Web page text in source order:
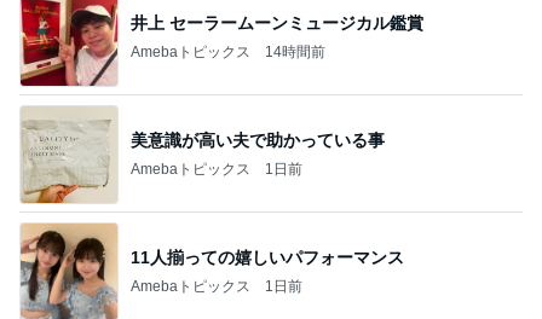
井上 セーラームーンミュージカル鑑賞
Amebaトピックス 14時間前
美意識が高い夫で助かっている事
Amebaトピックス 1日前
11人揃っての嬉しいパフォーマンス
Amebaトピックス 1日前